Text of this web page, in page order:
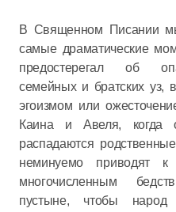
В Священном Писании
самые драматические
предостерегал об
семейных и братских уз,
эгоизмом или
Каина и Авеля, когда
распадаются
неминуемо приводят
многочисленным
пустыне, чтобы